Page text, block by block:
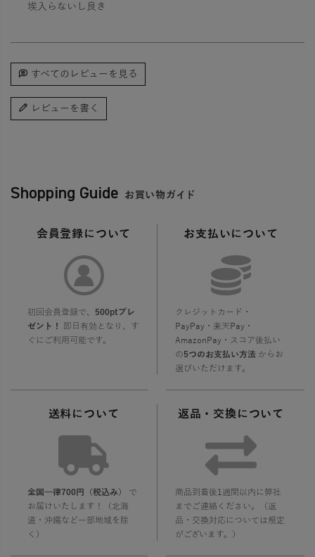
埃入らないし良き
すべてのレビューを見る
レビューを書く
Shopping Guide お買い物ガイド
会員登録について
初回会員登録で、 500ptプレ
ゼント！
即日有効となり、す
ぐにご利用可能です。
お支払いについて
クレジットカード・
PayPay・楽天Pay・
AmazonPay・スコア後払い
の5つのお支払い方法からお
選びいただけます。
送料について
全国一律700円（税込み）
で
お届けいたします！（北海
道・沖縄など一部地域を除
く）
返品・交換について
商品到着後1週間以内に弊社
までご連絡ください。（返
品・交換対応については規定
がございます。）